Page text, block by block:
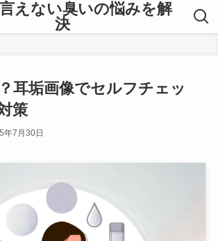
えない臭いの悩みを解
決
耳垢画像でセルフチェッ
策
年7月30日